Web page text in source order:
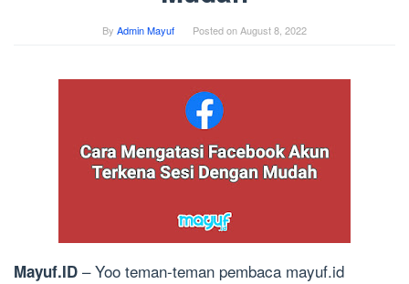
By Admin Mayuf Posted onAugust 8, 2022
Mayuf.ID – Yoo teman-teman pembaca mayuf.id